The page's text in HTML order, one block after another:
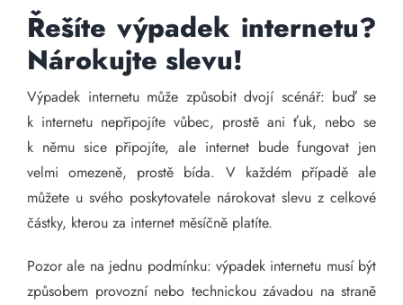
Řešíte výpadek internetu?
Nárokujte slevu!
Výpadek internetu může způsobit dvojí scénář: buď se
k internetu nepřipojíte vůbec, prostě ani ťuk, nebo se
k němu sice připojíte, ale internet bude fungovat jen
velmi omezeně, prostě bída. V každém případě ale
můžete u svého poskytovatele nárokovat slevu z celkové
částky, kterou za internet měsíčně platíte.
Pozor ale na jednu podmínku: výpadek internetu musí být
způsobem provozní nebo technickou závadou na straně